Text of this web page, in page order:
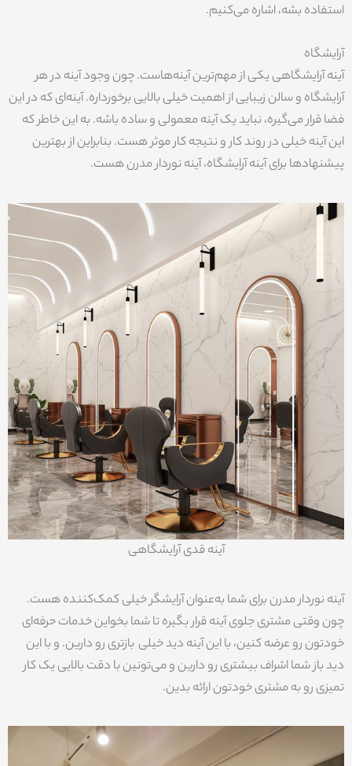
استفاده بشه، اشاره می‌کنیم.
آرایشگاه
آینه آرایشگاهی یکی از مهم‌ترین آینه‌هاست. چون وجود آینه در هر
آرایشگاه و سالن زیبایی از اهمیت خیلی بالایی برخورداره. آینه‌ای که در این
فضا قرار می‌گیره، نباید یک آینه معمولی و ساده باشه. به این خاطر که
این آینه خیلی در روند کار و نتیجه کار موثر هست. بنابراین از بهترین
پیشنهادها برای آینه آرایشگاه، آینه نوردار مدرن هست.
آینه قدی آرایشگاهی
آینه نوردار مدرن برای شما به‌عنوان آرایشگر خیلی کمک‌کننده هست.
چون وقتی مشتری جلوی آینه قرار بگیره تا شما بخواین خدمات حرفه‌ای
خودتون رو عرضه کنین، با این آینه دید خیلی بازتری رو دارین. و با این
دید باز شما اشراف بیشتری رو دارین و می‌تونین با دقت بالایی یک کار
تمیزی رو به مشتری خودتون ارائه بدین.